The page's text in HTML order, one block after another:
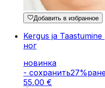
Добавить в избранное
Kergus ja
ног
новинка
- cохранить27%
55,00 €